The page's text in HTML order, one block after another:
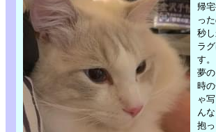
帰
っ
秒
ラ
す。
夢
時
ゃ
んな
抱